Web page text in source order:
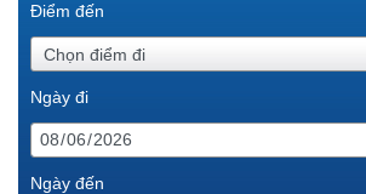
Điểm đến
Ngày đi
Ngày đến